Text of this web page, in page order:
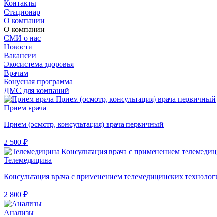
Контакты
Стационар
О компании
О компании
СМИ о нас
Новости
Вакансии
Экосистема здоровья
Врачам
Бонусная программа
ДМС для компаний
Прием врача
Прием (осмотр, консультация) врача первичный
2 500 ₽
Телемедицина
Консультация врача с применением телемедицинских
2 800 ₽
Анализы